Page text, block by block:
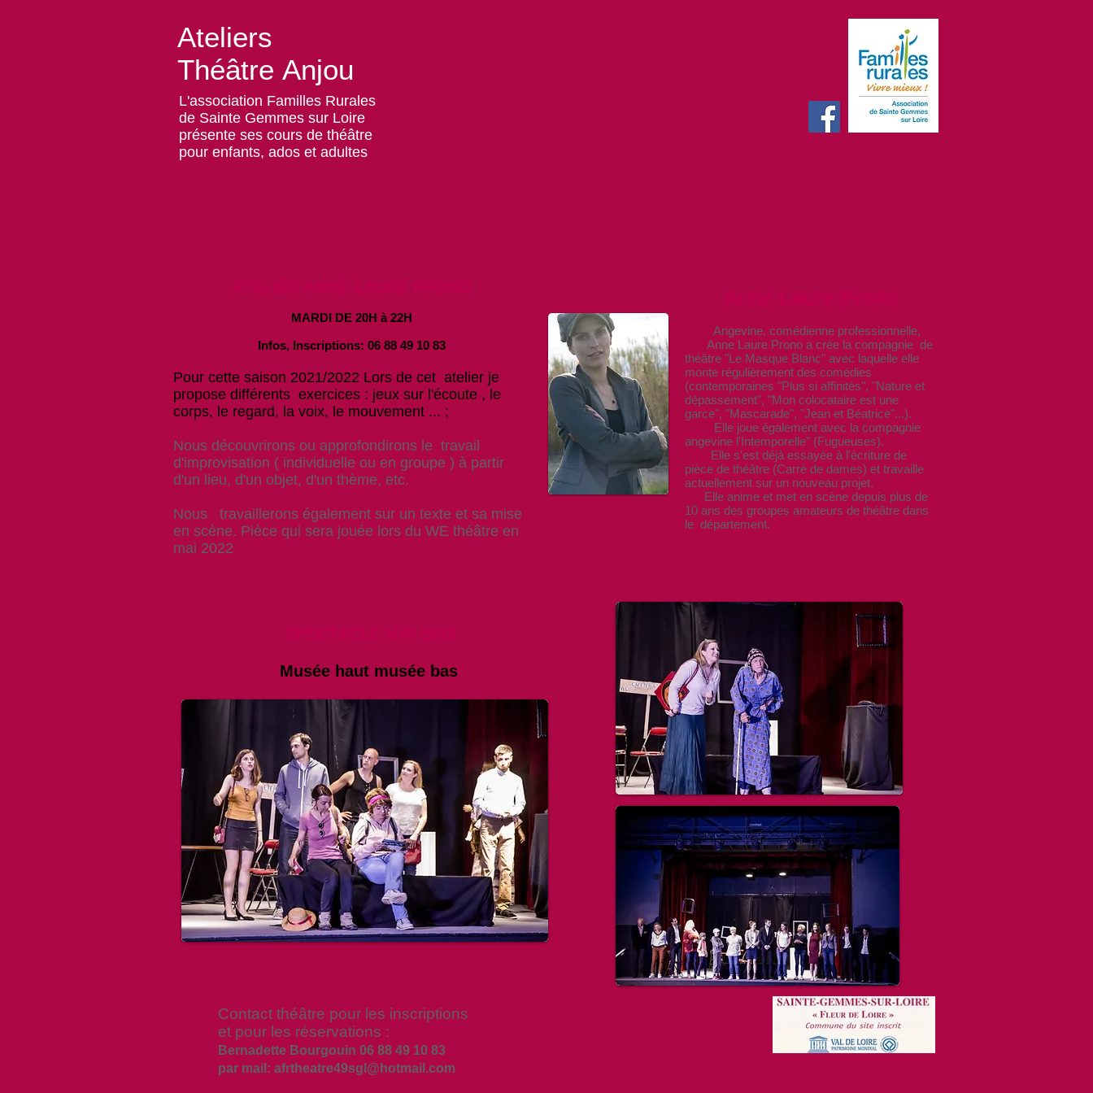
Ateliers
Théâtre Anjou
L'association Familles Rurales
de Sainte Gemmes sur Loire
présente ses cours de théâtre
pour enfants, ados et adultes
MARDI DE 20H à 22H
Infos, Inscriptions: 06 88 49 10 83
Pour cette saison 2021/2022 Lors de cet atelier je
propose différents exercices : jeux sur l'écoute , le
corps, le regard, la voix, le mouvement ... ;
Nous découvrirons ou approfondirons le travail
d'improvisation ( individuelle ou en groupe ) à partir
d'un lieu, d'un objet, d'un thème, etc.
Nous travaillerons également sur un texte et sa mise
en scène. Pièce qui sera jouée lors du WE théâtre en
mai 2022
Angevine, comédienne professionnelle,
Anne Laure Prono a crée la compagnie de
théâtre "Le Masque Blanc" avec laquelle elle
monte régulièrement des comédies
(contemporaines "Plus si affinités", "Nature et
dépassement", "Mon colocataire est une
garce", "Mascarade", "Jean et Béatrice"...).
Elle joue également avec la compagnie
angevine l'Intemporelle" (Fugueuses).
Elle s'est déjà essayée à l'écriture de
pièce de théâtre (Carré de dames) et travaille
actuellement sur un nouveau projet.
Elle anime et met en scène depuis plus de
10 ans des groupes amateurs de théâtre dans
le département.
Musée haut musée bas
Contact théâtre pour les inscriptions
et pour les réservations :
Bernadette Bourgouin 06 88 49 10 83
par mail: afrtheatre49sgl@hotmail.com